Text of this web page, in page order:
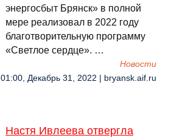
энергосбыт Брянск» в полной
мере реализовал в 2022 году
благотворительную программу
«Светлое сердце». …
Новости
01:00, Декабрь 31, 2022 | bryansk.aif.ru
Настя Ивлеева отвергла